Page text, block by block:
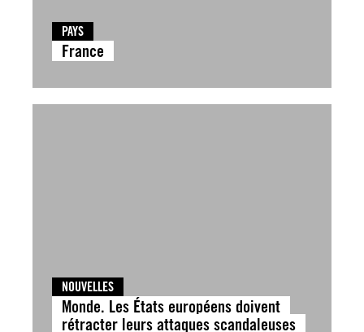
PAYS
France
NOUVELLES
Monde. Les États européens doivent
rétracter leurs attaques scandaleuses